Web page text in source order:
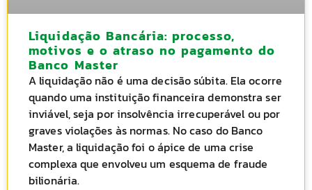
Liquidação Bancária: processo,
motivos e o atraso no pagamento do
Banco Master
A liquidação não é uma decisão súbita. Ela ocorre
quando uma instituição financeira demonstra ser
inviável, seja por insolvência irrecuperável ou por
graves violações às normas. No caso do Banco
Master, a liquidação foi o ápice de uma crise
complexa que envolveu um esquema de fraude
bilionária.